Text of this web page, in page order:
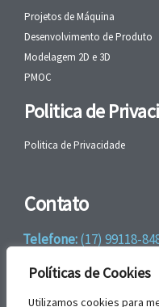
Políticas de Cookies
Utilizamos cookies para
Projetos de Máquina
Desenvolvimento de Produto
Modelagem 2D e 3D
PMOC
Politica de
Politica de Privacidade
Contato
Telefone:(17) 99118-
WhatsApp:+55 (17)
email: